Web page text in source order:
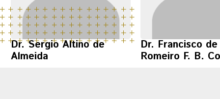
Dr. Sergio Altino de
Almeida
Dr. Francisco
Romeiro F. B.